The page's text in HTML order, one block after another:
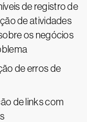
de registro de
de atividades
os negócios
de erros de
de links com